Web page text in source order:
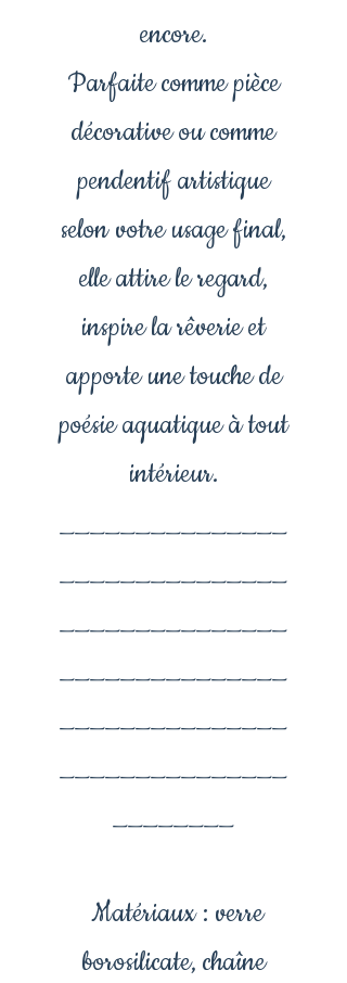
encore.
Parfaite comme pièce
décorative ou comme
pendentif artistique
selon votre usage final,
elle attire le regard,
inspire la rêverie et
apporte une touche de
poésie aquatique à tout
intérieur.
_______________
_______________
_______________
_______________
_______________
_______________
________
Matériaux : verre
borosilicate, chaîne